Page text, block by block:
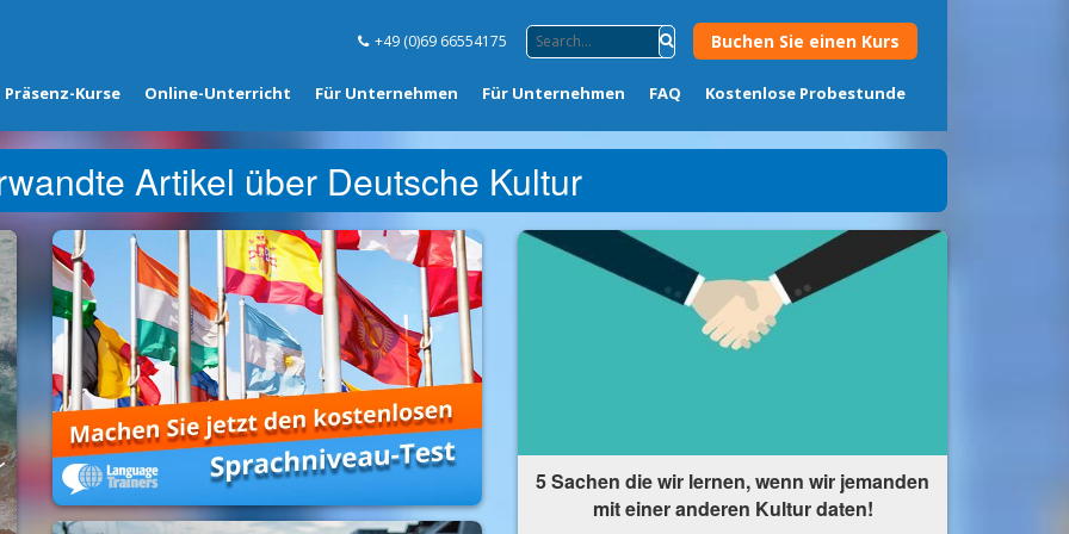
+49 (0)69 66554175 Buchen Sie einen Kurs
Präsenz-Kurse Online-Unterricht Für Unternehmen Für Unternehmen FAQ Kostenlose Probestunde
Artikel über Deutsche Kultur
5 Sachen die wir lernen, wenn wir jemanden
mit einer anderen Kultur daten!